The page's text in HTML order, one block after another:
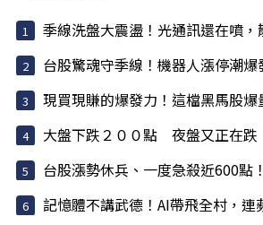
季線洗盤大震盪！光通訊還在噴
台股驚魂守季線！機器人漲停潮爆
現買現賺的爆發力！這檔黑馬股爆
大盤下跌２００點 夜盤又正在
台股漲勢休兵、一度急殺近600
記憶體不講武德！AI帶飛全村，連